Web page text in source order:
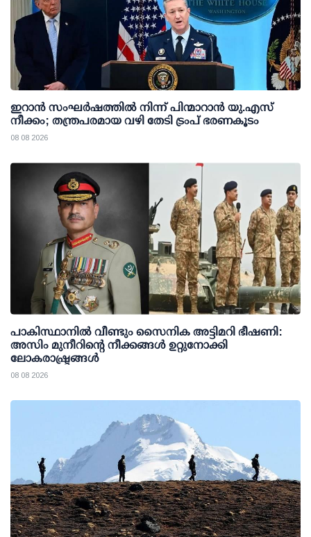
ഇറാന്‍ സംഘര്‍ഷത്തില്‍ നിന്ന് പിന്മാറാന്‍ യു.എസ്
നീക്കം; തന്ത്രപരമായ വഴി തേടി ട്രംപ് ഭരണകൂടം
08 08 2026
പാകിസ്ഥാനില്‍ വീണ്ടും സൈനിക അട്ടിമറി ഭീഷണി:
അസിം മുനീറിന്റെ നീക്കങ്ങള്‍ ഉറ്റുനോക്കി
ലോകരാഷ്ട്രങ്ങള്‍
08 08 2026